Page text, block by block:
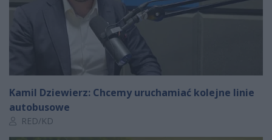
Kamil Dziewierz: Chcemy uruchamiać kolejne linie
autobusowe
Autor artykułu:
RED/KD